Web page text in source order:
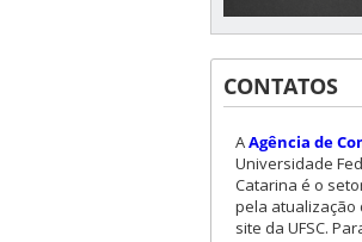
CONTATOS
AAgência de
Universidade
Catarina é o
pela atualização
site da UFSC.